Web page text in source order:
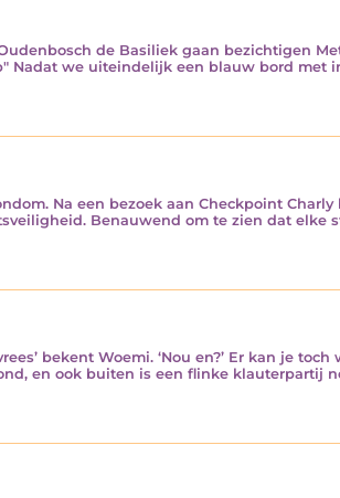
de Basiliek gaan bezichtigen
Nadat we uiteindelijk een blauw bord met
Na een bezoek aan Checkpoint
Benauwend om te zien dat elke
bekent Woemi. ‘Nou en?’ Er kan je
en ook buiten is een flinke klauterpartij